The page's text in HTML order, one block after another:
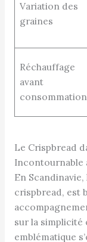
Variation des
graines
Réchauffage
avant
consommation
Le Crispbread
Incontournable
En
crispbread, est
sur la
emblématique